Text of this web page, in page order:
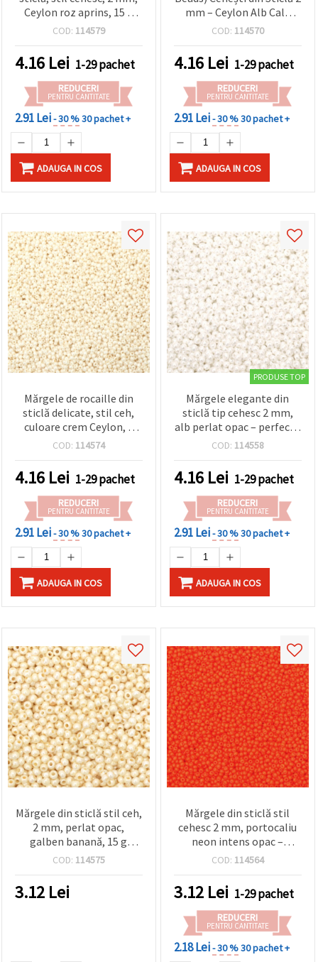
Ceylon roz aprins, 15 g
(~2050 buc)
COD: 114579
4.16 Lei 1-29 pachet
REDUCERI
PENTRU CANTITATE
2.91 Lei- 30 %30 pachet +
ADAUGA IN COS
mm – Ceylon Alb Cald
Opac, Elegante – perfecte
& proiecte DIY – 15 g
(~2050 buc.)
COD: 114570
4.16 Lei 1-29 pachet
REDUCERI
PENTRU CANTITATE
2.91 Lei- 30 %30 pachet +
ADAUGA IN COS
Mărgele de rocaille din
sticlă delicate, stil ceh,
culoare crem Ceylon, 2
mm – perfecte pentru
proiecte DIY – 15 g (~2050
buc.)
COD: 114574
4.16 Lei 1-29 pachet
REDUCERI
PENTRU CANTITATE
2.91 Lei- 30 %30 pachet +
ADAUGA IN COS
PRODUSE TOP
Mărgele elegante din
sticlă tip cehesc 2 mm,
alb perlat opac – perfecte
pentru bijuterii, broderie
(~2050 buc.)
COD: 114558
4.16 Lei 1-29 pachet
REDUCERI
PENTRU CANTITATE
2.91 Lei- 30 %30 pachet +
ADAUGA IN COS
Mărgele din sticlă stil ceh,
2 mm, perlat opac,
galben banană, 15 g
(~2050 buc.)
COD: 114575
3.12 Lei
Mărgele din sticlă stil
cehesc 2 mm, portocaliu
neon intens opac –
perfecte pentru bijuterii,
mărgelit – 15 g (~2050
buc.)
COD: 114564
3.12 Lei 1-29 pachet
REDUCERI
PENTRU CANTITATE
2.18 Lei- 30 %30 pachet +